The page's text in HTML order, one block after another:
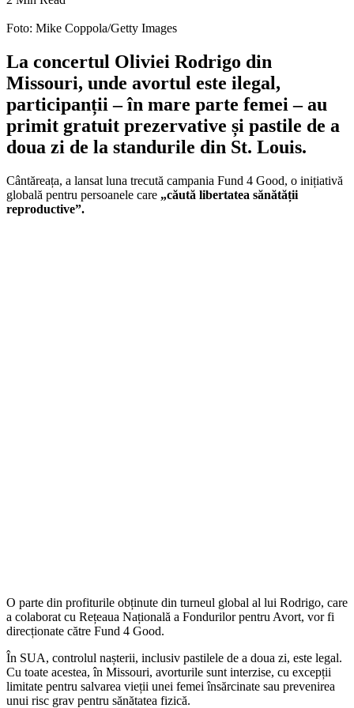
Foto: Mike Coppola/Getty Images
La concertul Oliviei Rodrigo din
Missouri, unde avortul este ilegal,
participanții – în mare parte femei – au
primit gratuit prezervative și pastile de a
doua zi de la standurile din St. Louis.
Cântăreața, a lansat luna trecută campania Fund 4 Good, o inițiativă
globală pentru persoanele care „căută libertatea sănătății
reproductive”.
O parte din profiturile obținute din turneul global al lui Rodrigo, care
a colaborat cu Rețeaua Națională a Fondurilor pentru Avort, vor fi
direcționate către Fund 4 Good.
În SUA, controlul nașterii, inclusiv pastilele de a doua zi, este legal.
Cu toate acestea, în Missouri, avorturile sunt interzise, cu excepții
limitate pentru salvarea vieții unei femei însărcinate sau prevenirea
unui risc grav pentru sănătatea fizică.